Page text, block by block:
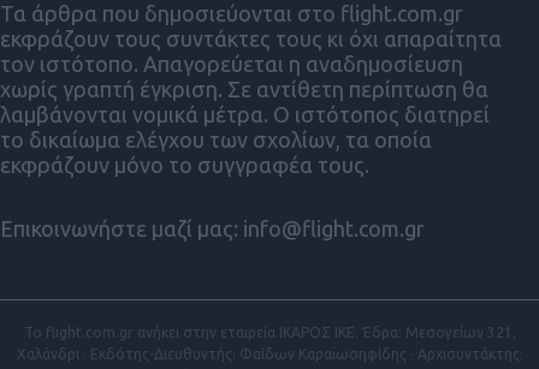
Τα άρθρα που δημοσιεύονται στο flight.com.gr
εκφράζουν τους συντάκτες τους κι όχι απαραίτητα
τον ιστότοπο. Απαγορεύεται η αναδημοσίευση
χωρίς γραπτή έγκριση. Σε αντίθετη περίπτωση θα
λαμβάνονται νομικά μέτρα. Ο ιστότοπος διατηρεί
το δικαίωμα ελέγχου των σχολίων, τα οποία
εκφράζουν μόνο το συγγραφέα τους.
Επικοινωνήστε μαζί μας: info@flight.com.gr
Το flight.com.gr ανήκει στην εταιρεία ΙΚΑΡΟΣ ΙΚΕ. Έδρα: Μεσογείων 321,
Χαλάνδρι · Εκδότης-Διευθυντής: Φαίδων Καραϊωσηφίδης · Αρχισυντάκτης: